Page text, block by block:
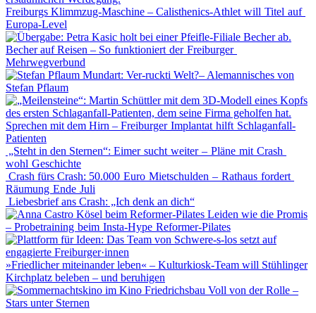
Freiburgs Klimmzug-Maschine – Calisthenics-Athlet will Titel auf
Europa-Level
Becher auf Reisen – So funktioniert der Freiburger
Mehrwegverbund
Mundart: Ver-ruckti Welt?– Alemannisches von
Stefan Pflaum
Sprechen mit dem Hirn – Freiburger Implantat hilft Schlaganfall-
Patienten
„Steht in den Sternen“: Eimer sucht weiter – Pläne mit Crash
wohl Geschichte
Crash fürs Crash: 50.000 Euro Mietschulden – Rathaus fordert
Räumung Ende Juli
Liebesbrief ans Crash: „Ich denk an dich“
Leiden wie die Promis
– Probetraining beim Insta-Hype Reformer-Pilates
»Friedlicher miteinander leben« – Kulturkiosk-Team will Stühlinger
Kirchplatz beleben – und beruhigen
Voll von der Rolle –
Stars unter Sternen